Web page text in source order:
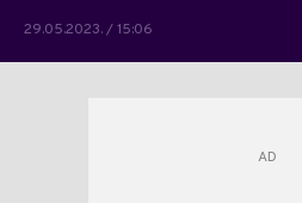
29.05.2023. / 15:06